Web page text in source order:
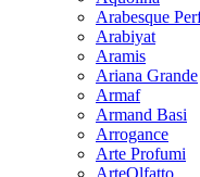
Arabesque
Arabiyat
Aramis
Ariana Grande
Armaf
Armand Basi
Arrogance
Arte Profumi
ArteOlfatto